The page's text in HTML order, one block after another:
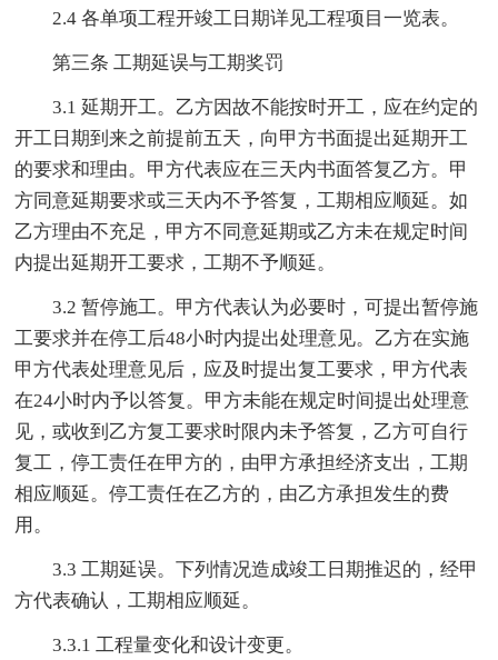
2.4 各单项工程开竣工日期详见工程项目一览表。
第三条 工期延误与工期奖罚
3.1 延期开工。乙方因故不能按时开工，应在约定的
开工日期到来之前提前五天，向甲方书面提出延期开工
的要求和理由。甲方代表应在三天内书面答复乙方。甲
方同意延期要求或三天内不予答复，工期相应顺延。如
乙方理由不充足，甲方不同意延期或乙方未在规定时间
内提出延期开工要求，工期不予顺延。
3.2 暂停施工。甲方代表认为必要时，可提出暂停施
工要求并在停工后48小时内提出处理意见。乙方在实施
甲方代表处理意见后，应及时提出复工要求，甲方代表
在24小时内予以答复。甲方未能在规定时间提出处理意
见，或收到乙方复工要求时限内未予答复，乙方可自行
复工，停工责任在甲方的，由甲方承担经济支出，工期
相应顺延。停工责任在乙方的，由乙方承担发生的费
用。
3.3 工期延误。下列情况造成竣工日期推迟的，经甲
方代表确认，工期相应顺延。
3.3.1 工程量变化和设计变更。